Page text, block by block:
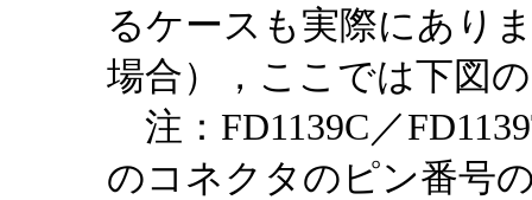
るケースも実際にあり
場合），ここでは下図
注：FD1139C／
のコネクタのピン番号